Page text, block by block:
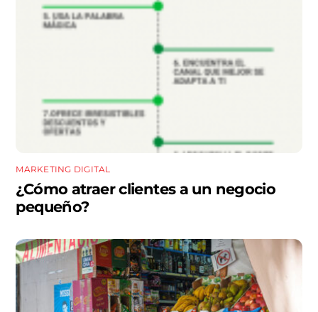
MARKETING DIGITAL
¿Cómo atraer clientes a un negocio
pequeño?